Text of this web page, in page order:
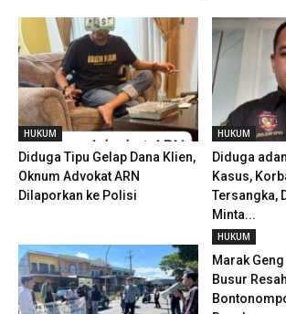
HUKUM
Diduga Tipu Gelap Dana Klien,
Oknum Advokat ARN
Dilaporkan ke Polisi
HUKUM
Diduga
Kasus,
Tersangka,
Minta...
HUKUM
Marak
Busur